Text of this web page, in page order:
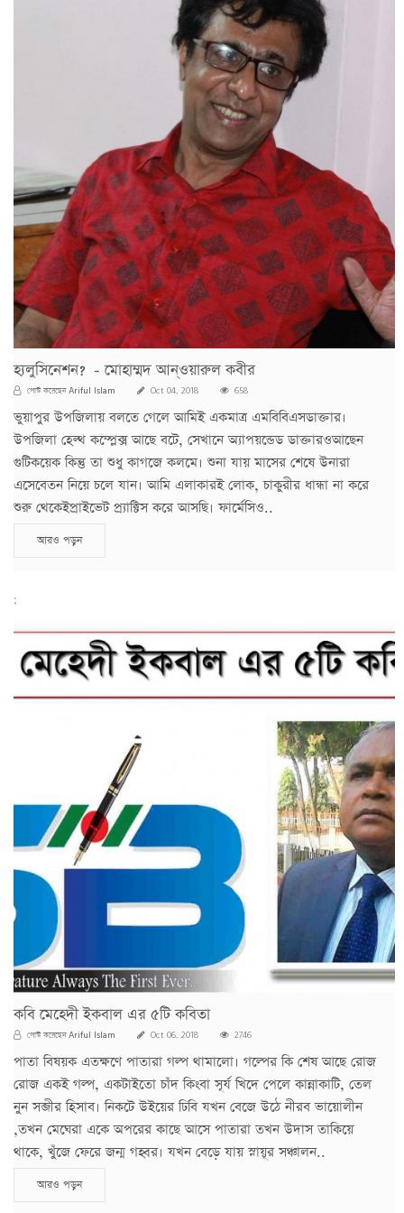
হ্যলুসিনেশন? - মোহাম্মদ আন্ওয়ারুল কবীর
পোস্ট করেছেনAriful Islam Oct 04, 2018 658
ভুয়াপুর উপজিলায় বলতে গেলে আমিই একমাত্র এমবিবিএসডাক্তার।
উপজিলা হেল্থ কম্প্লেক্স আছে বটে, সেখানে অ্যাপয়ন্ডেড ডাক্তারওআছেন
গুটিকয়েক কিন্তু তা শুধু কাগজে কলমে। শুনা যায় মাসের শেষে উনারা
এসেবেতন নিয়ে চলে যান। আমি এলাকারই লোক, চাকুরীর ধান্ধা না করে
শুরু থেকেইপ্রাইভেট প্র্যাক্টিস করে আসছি। ফার্মেসিও..
আরও পড়ুন
;
কবি মেহেদী ইকবাল এর ৫টি কবিতা
পোস্ট করেছেনAriful Islam Oct 06, 2018 2746
পাতা বিষয়ক এতক্ষণে পাতারা গল্প থামালো। গল্পের কি শেষ আছে রোজ
রোজ একই গল্প, একটাইতো চাঁদ কিংবা সূর্য খিদে পেলে কান্নাকাটি, তেল
নুন সব্জীর হিসাব। নিকটে উইয়ের ঢিবি যখন বেজে উঠে নীরব ভায়োলীন
,তখন মেঘেরা একে অপরের কাছে আসে পাতারা তখন উদাস তাকিয়ে
থাকে, খুঁজে ফেরে জন্ম গহ্বর। যখন বেড়ে যায় স্নায়ূর সঞ্চালন..
আরও পড়ুন